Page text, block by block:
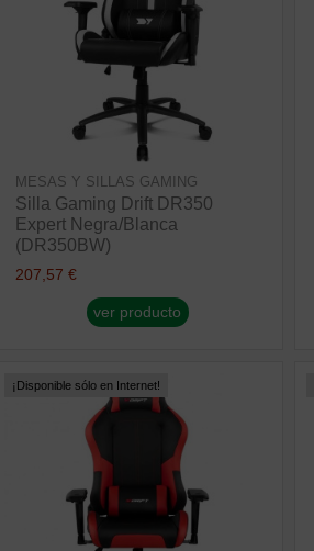
MESAS Y SILLAS GAMING
Silla Gaming Drift DR350
Expert Negra/Blanca
(DR350BW)
207,57 €
ver producto
¡Disponible sólo en Internet!